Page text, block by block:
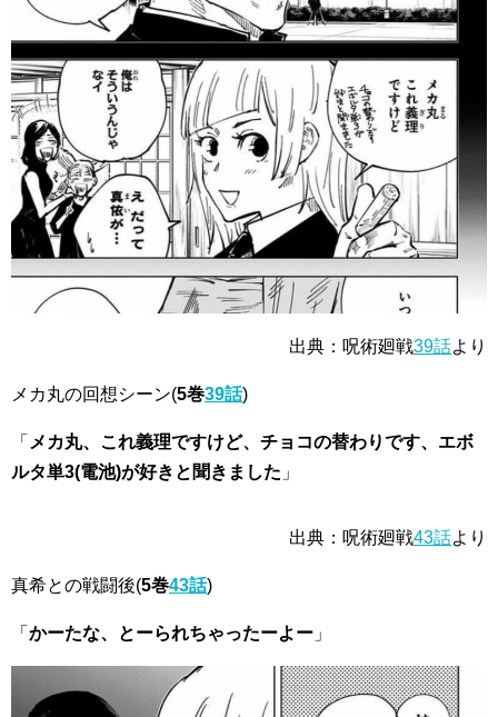
出典：呪術廻戦39話より
メカ丸の回想シーン(5巻39話)
「 メカ丸、これ義理ですけど、チョコの替わりです、エボ
ルタ単3(電池)が好きと聞きました 」
出典：呪術廻戦43話より
真希との戦闘後(5巻43話)
「 かーたな、とーられちゃったーよー 」